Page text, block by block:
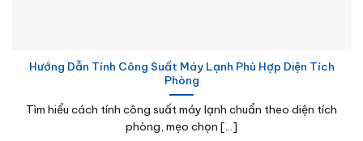
Hướng Dẫn Tính Công Suất Máy Lạnh Phù Hợp Diện Tích
Phòng
Tìm hiểu cách tính công suất máy lạnh chuẩn theo diện tích
phòng, mẹo chọn [...]